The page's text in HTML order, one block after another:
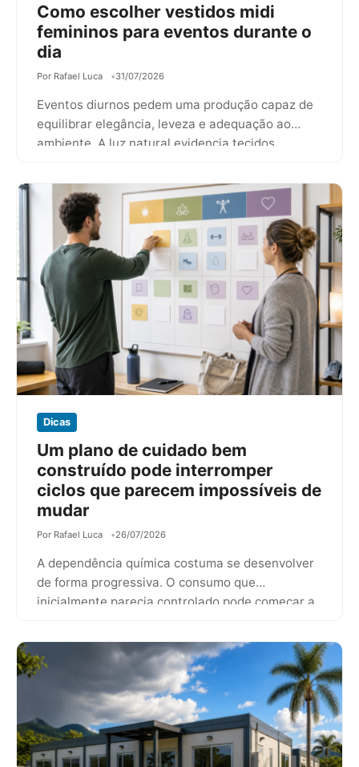
Como escolher vestidos midi
femininos para eventos durante o
dia
Por Rafael Luca 31/07/2026
Eventos diurnos pedem uma produção capaz de
equilibrar elegância, leveza e adequação ao
ambiente. A luz natural evidencia tecidos,
Dicas
Um plano de cuidado bem
construído pode interromper
ciclos que parecem impossíveis de
mudar
Por Rafael Luca 26/07/2026
A dependência química costuma se desenvolver
de forma progressiva. O consumo que
inicialmente parecia controlado pode começar a